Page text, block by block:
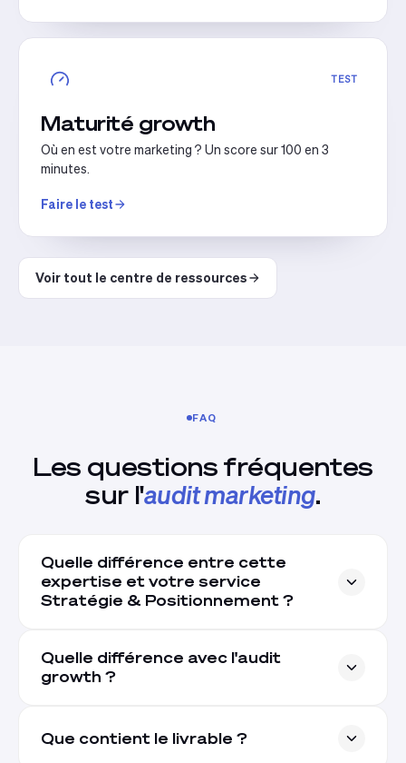
TEST
Maturité growth
Où en est votre marketing ? Un score sur 100 en 3
minutes.
Faire le test
Voir tout le centre de ressources
FAQ
Les questions fréquentes
sur l'audit marketing.
Quelle différence entre cette
expertise et votre service
Stratégie & Positionnement ?
Quelle différence avec l'audit
growth ?
Que contient le livrable ?